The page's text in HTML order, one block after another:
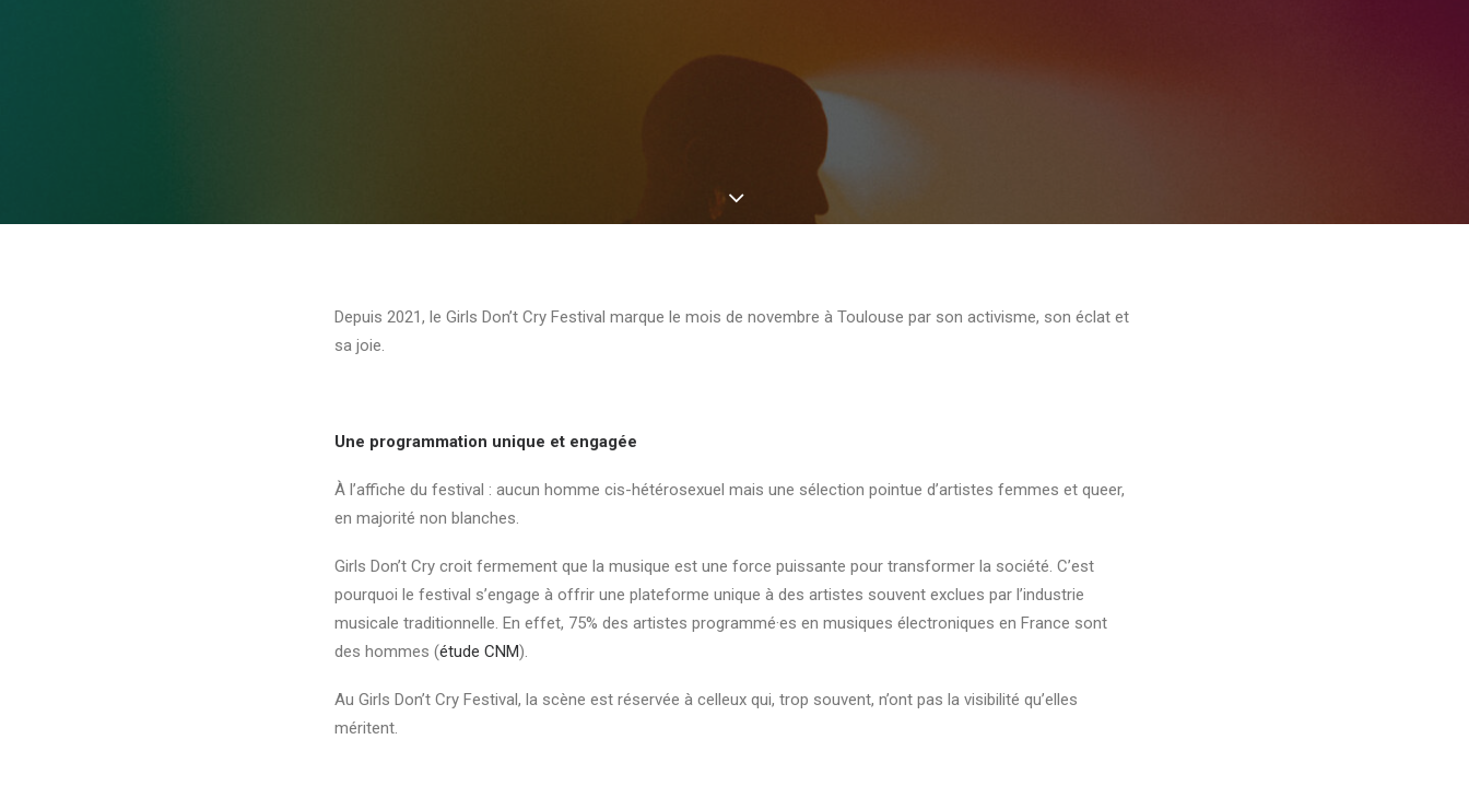
Depuis 2021, le Girls Don’t Cry Festival marque le mois de novembre à Toulouse par son activisme, son éclat et
sa joie.
Une programmation unique et engagée
À l’affiche du festival : aucun homme cis-hétérosexuel mais une sélection pointue d’artistes femmes et queer,
en majorité non blanches.
Girls Don’t Cry croit fermement que la musique est une force puissante pour transformer la société. C’est
pourquoi le festival s’engage à offrir une plateforme unique à des artistes souvent exclues par l’industrie
musicale traditionnelle. En effet, 75% des artistes programmé·es en musiques électroniques en France sont
des hommes (étude CNM).
Au Girls Don’t Cry Festival, la scène est réservée à celleux qui, trop souvent, n’ont pas la visibilité qu’elles
méritent.